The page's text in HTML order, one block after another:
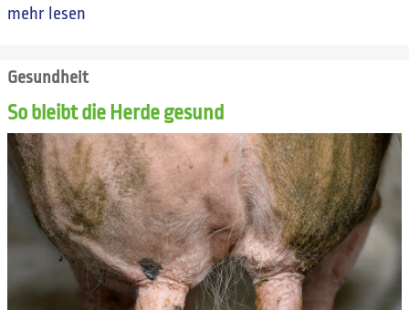
mehr lesen
So bleibt die Herde gesund
Gesundheit